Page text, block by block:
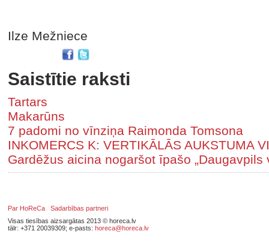
Ilze Mežniece
Saistītie raksti
Tartars
Makarūns
7 padomi no vīnziņa Raimonda Tomsona
INKOMERCS K: VERTIKĀLĀS AUKSTUMA
Gardēžus aicina nogaršot īpašo
Par HoReCa
Sadarbības partneri
Visas tiesības aizsargātas 2013 © horeca.lv
tālr: +371 20039309; e-pasts: horeca@horeca.lv